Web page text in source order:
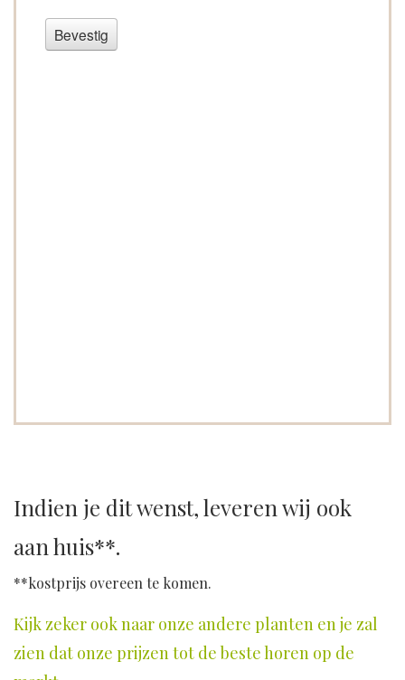
Indien je dit wenst, leveren wij ook
aan huis**.
**kostprijs overeen te komen.
Kijk zeker ook naar onze andere planten en je zal
zien dat onze prijzen tot de beste horen op de